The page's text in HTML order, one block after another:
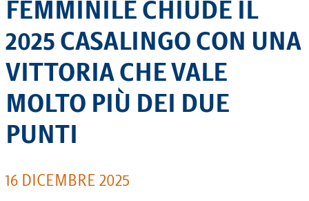
FEMMINILE CHIUDE IL
2025 CASALINGO CON UNA
VITTORIA CHE VALE
MOLTO PIÙ DEI DUE
PUNTI
16 DICEMBRE 2025